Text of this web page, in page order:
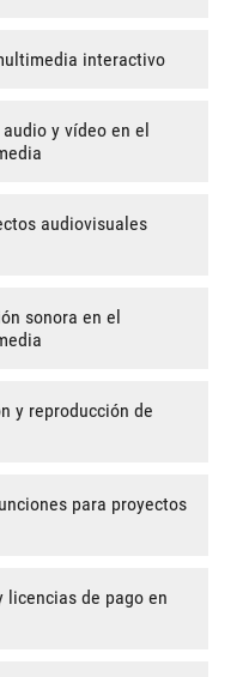
interactivo
y vídeo en el
audiovisuales
sonora en el
y reproducción de
para proyectos
licencias de pago en